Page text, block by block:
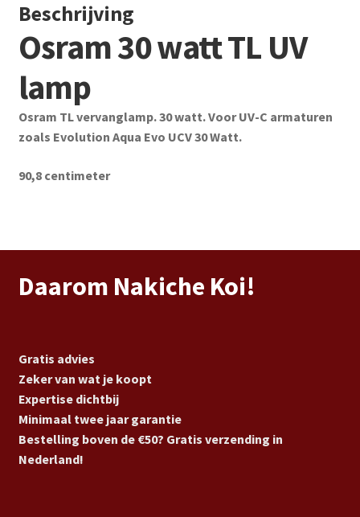
Beschrijving
Osram 30 watt TL UV
lamp
Osram TL vervanglamp. 30 watt. Voor UV-C armaturen
zoals Evolution Aqua Evo UCV 30 Watt.
90,8 centimeter
Daarom Nakiche Koi!
Gratis advies
Zeker van wat je koopt
Expertise dichtbij
Minimaal twee jaar garantie
Bestelling boven de €50? Gratis verzending in
Nederland!